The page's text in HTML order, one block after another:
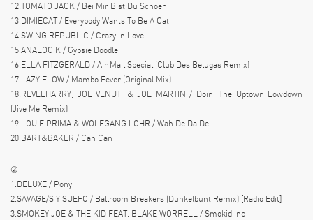
12.TOMATO JACK / Bei Mir Bist Du Schoen
13.DIMIECAT / Everybody Wants To Be A Cat
14.SWING REPUBLIC / Crazy In Love
15.ANALOGIK / Gypsie Doodle
16.ELLA FITZGERALD / Air Mail Special (Club Des Belugas Remix)
17.LAZY FLOW / Mambo Fever (Original Mix)
18.REVELHARRY, JOE VENUTI & JOE MARTIN / Doin’ The Uptown Lowdown
(Jive Me Remix)
19.LOUIE PRIMA & WOLFGANG LOHR / Wah De Da De
20.BART&BAKER / Can Can
②
1.DELUXE / Pony
2.SAVAGE/S Y SUEFO / Ballroom Breakers (Dunkelbunt Remix) [Radio Edit]
3.SMOKEY JOE & THE KID FEAT. BLAKE WORRELL / Smokid Inc